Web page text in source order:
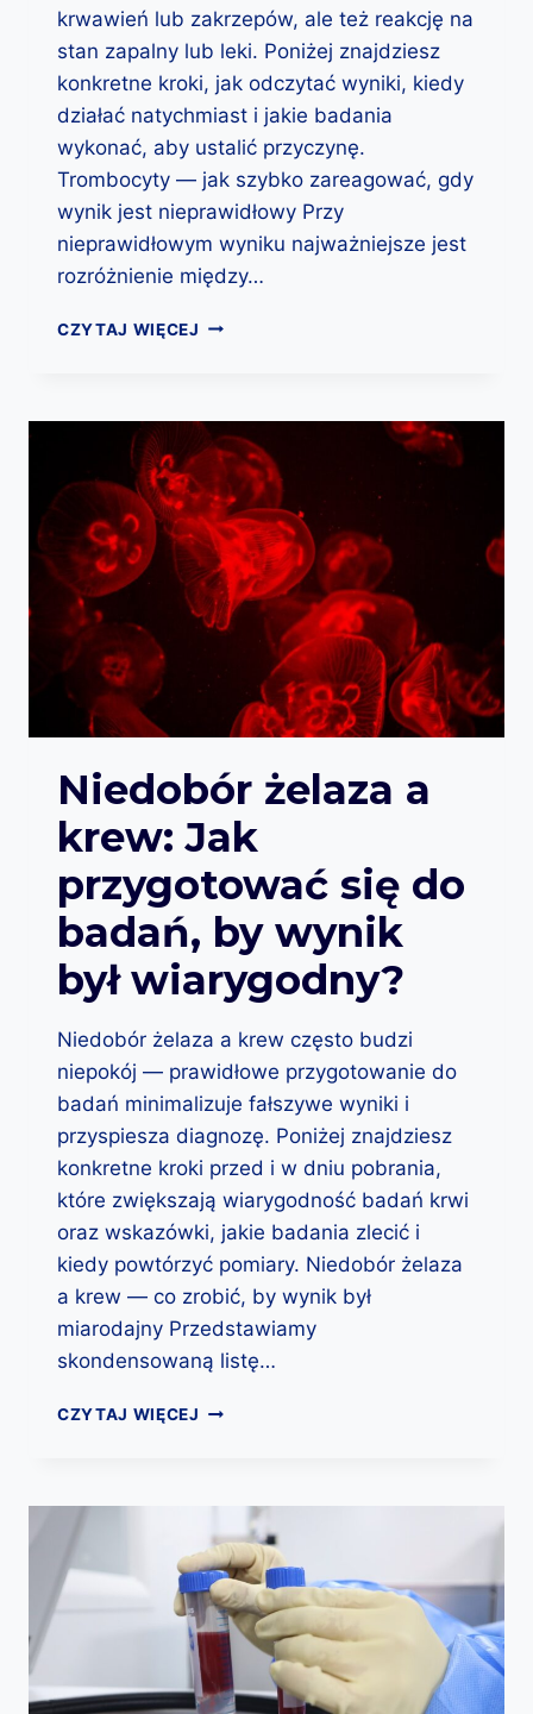
Ę
Z
G
P
Ą
K
W
I
O
N
Y
M
Z
D
R
O
W
I
krwawień lub zakrzepów, ale też reakcję na
stan zapalny lub leki. Poniżej znajdziesz
konkretne kroki, jak odczytać wyniki, kiedy
działać natychmiast i jakie badania
wykonać, aby ustalić przyczynę.
Trombocyty — jak szybko zareagować, gdy
wynik jest nieprawidłowy Przy
nieprawidłowym wyniku najważniejsze jest
rozróżnienie między…
CZYTAJ WIĘCEJ T
B
O
Y
T
Y
(
P
Ł
K
W
I
)
:
O
Z
Y
M
W
I
A
C
Z
Ą
N
E
P
R
W
Ś
C
I
I
C
O
N
Niedobór żelaza a
krew: Jak
przygotować się do
badań, by wynik
był wiarygodny?
Niedobór żelaza a krew często budzi
niepokój — prawidłowe przygotowanie do
badań minimalizuje fałszywe wyniki i
przyspiesza diagnozę. Poniżej znajdziesz
konkretne kroki przed i w dniu pobrania,
które zwiększają wiarygodność badań krwi
oraz wskazówki, jakie badania zlecić i
kiedy powtórzyć pomiary. Niedobór żelaza
a krew — co zrobić, by wynik był
miarodajny Przedstawiamy
skondensowaną listę…
CZYTAJ WIĘCEJ N
O
Ó
R
Ż
E
L
A
Z